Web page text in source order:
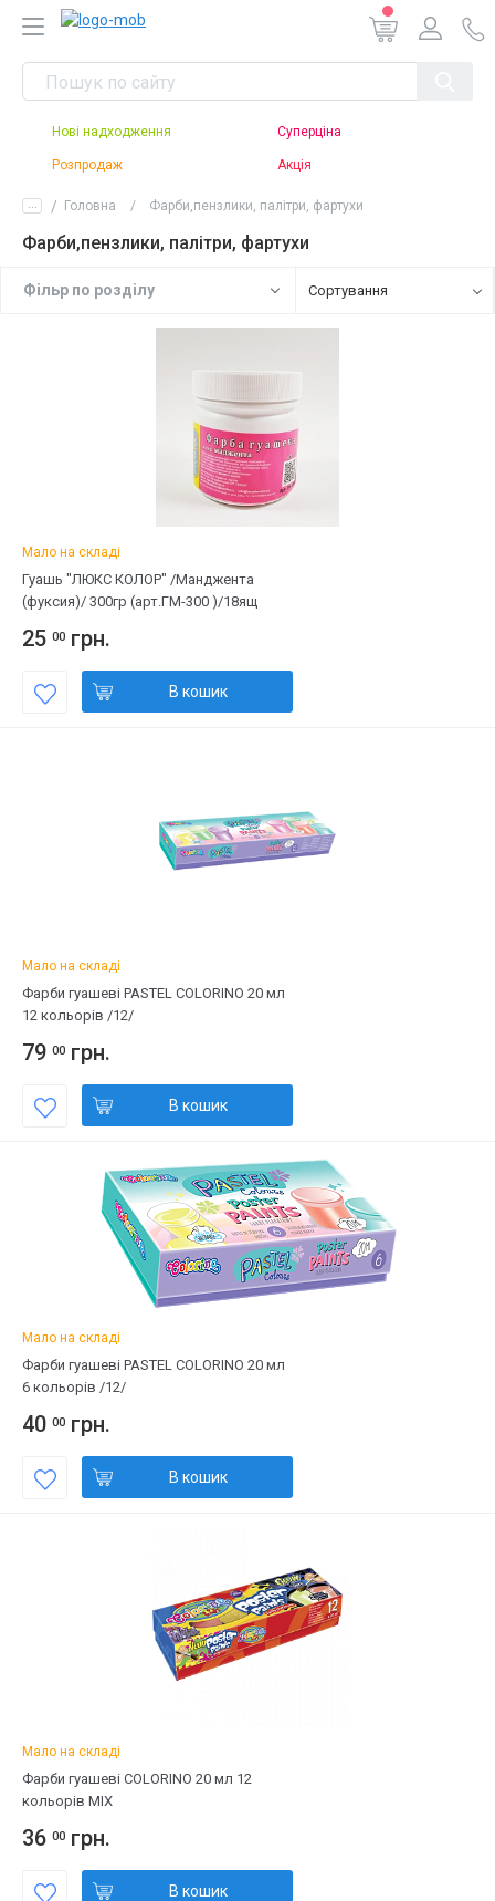
Нові надходження Суперціна
Розпродаж Акція
Головна
... Фарби,пензлики, палітри, фартухи
Фарби,пензлики, палітри, фартухи
Фiльр по роздiлу Сортування
Мало на складі
Гуашь "ЛЮКС КОЛОР" /Манджента
(фуксия)/ 300гр (арт.ГМ-300 )/18ящ
25 00 грн.
В кошик
Мало на складі
Фарби гуашеві PASTEL COLORINO 20 мл
12 кольорів /12/
79 00 грн.
В кошик
Мало на складі
Фарби гуашеві PASTEL COLORINO 20 мл
6 кольорів /12/
40 00 грн.
В кошик
Мало на складі
Фарби гуашеві COLORINO 20 мл 12
кольорів МІХ
36 00 грн.
В кошик